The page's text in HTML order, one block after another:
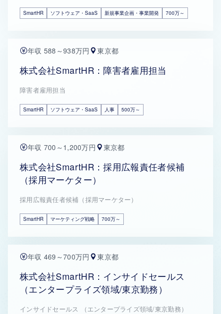
SmartHR ソフトウェア・SaaS 新規事業企画・事業開発 700万～
年収 588～938万円 東京都
株式会社SmartHR：障害者雇用担当
障害者雇用担当
SmartHR ソフトウェア・SaaS 人事 500万～
年収 700～1,200万円 東京都
株式会社SmartHR：採用広報責任者候補
（採用マーケター）
採用広報責任者候補（採用マーケター）
SmartHR マーケティング戦略 700万～
年収 469～700万円 東京都
株式会社SmartHR：インサイドセールス
（エンタープライズ領域/東京勤務）
インサイドセールス （エンタープライズ領域/東京勤務）